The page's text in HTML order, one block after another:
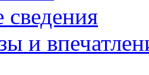
сведения
и